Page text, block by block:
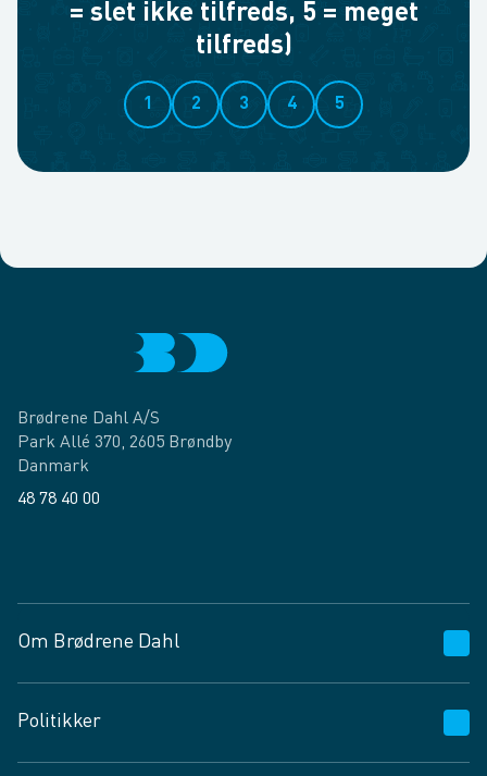
= slet ikke tilfreds, 5 = meget
tilfreds)
1 2 3 4 5
Brødrene Dahl A/S
Park Allé 370, 2605 Brøndby
Danmark
48 78 40 00
Om Brødrene Dahl
Vagttelefon 30 10 89 89
Spørgsmål og svar
Politikker